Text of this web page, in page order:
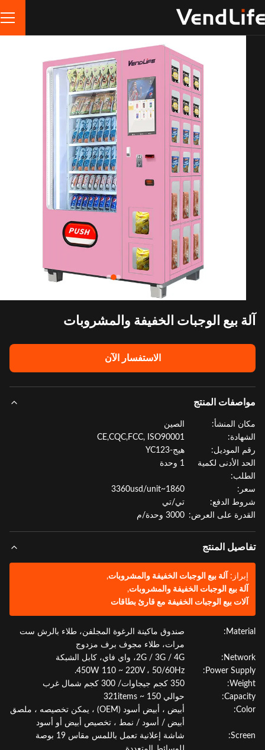
بيع الوجبات الخفيفة والمشروبات
الاستفسار الآن
المنتج
المنشأ:
CE,CQC,FCC, ISO90001
الموديل:
الأدنى لكمية
1 وحدة
الدفع:
تي/تي
على العرض:
3000 وحدة/م
المنتج
آلة بيع الوجبات الخفيفة والمشروبات
بيع الوجبات الخفيفة والمشروبات
بيع الوجبات الخفيفة مع قارئ بطاقات
صندوق ماكينة الرغوة المجلفن، طلاء بالرش ست
مرات، طلاء مجوف برف مزدوج
2G / 3G / 4G، واي فاي، كابل الشبكة
Power
450W 110 ~ 220V ، 50/60Hz.
حوالي 150 ~ 321items
أبيض ، أبيض أسود (OEM) ، يمكن تخصيصه ، ملصق
أبيض / أسود / نمط ، تخصيص أبيض أو أسود
شاشة إعلانية تعمل باللمس مقاس 19 بوصة